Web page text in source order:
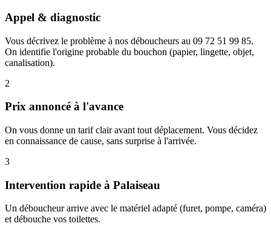
Appel & diagnostic
Vous décrivez le problème à nos déboucheurs au 09 72 51 99 85.
On identifie l'origine probable du bouchon (papier, lingette, objet,
canalisation).
2
Prix annoncé à l'avance
On vous donne un tarif clair avant tout déplacement. Vous décidez
en connaissance de cause, sans surprise à l'arrivée.
3
Intervention rapide à Palaiseau
Un déboucheur arrive avec le matériel adapté (furet, pompe, caméra)
et débouche vos toilettes.